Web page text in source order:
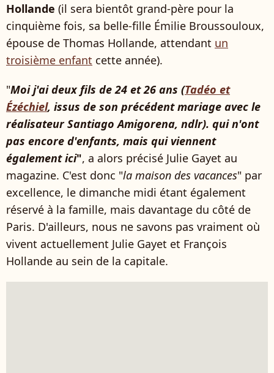
Hollande (il sera bientôt grand-père pour la
cinquième fois, sa belle-fille Émilie Broussouloux,
épouse de Thomas Hollande, attendant un
troisième enfant cette année).
"Moi j'ai deux fils de 24 et 26 ans (Tadéo et
Ézéchiel, issus de son précédent mariage avec le
réalisateur Santiago Amigorena, ndlr). qui n'ont
pas encore d'enfants, mais qui viennent
également ici", a alors précisé Julie Gayet au
magazine. C'est donc "la maison des vacances" par
excellence, le dimanche midi étant également
réservé à la famille, mais davantage du côté de
Paris. D'ailleurs, nous ne savons pas vraiment où
vivent actuellement Julie Gayet et François
Hollande au sein de la capitale.